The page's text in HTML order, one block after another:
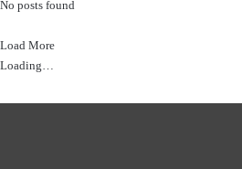
No posts found
Load More
Loading…